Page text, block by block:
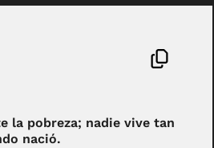
la pobreza; nadie vive tan
nació.